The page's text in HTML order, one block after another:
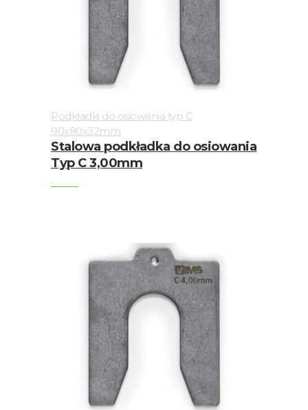
Podkładki do osiowania typ C
90x80x32mm
Stalowa podkładka do osiowania
Typ C 3,00mm